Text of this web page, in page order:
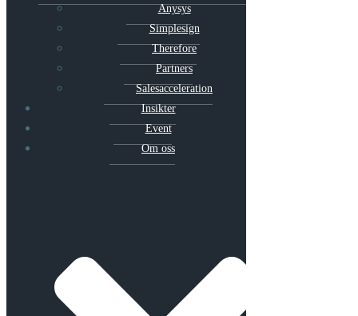
Anysys
Simplesign
Therefore
Partners
Salesacceleration
Insikter
Event
Om oss